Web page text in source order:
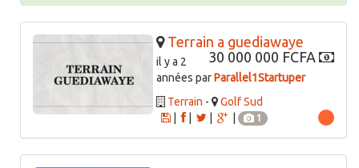
Terrain a guediawaye
30 000 000 FCFA
il y a 2
années parParallel1Startuper
Terrain -
Golf Sud
|
1